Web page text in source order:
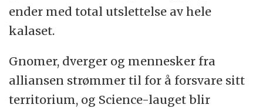
ender med total utslettelse av hele
kalaset.
Gnomer, dverger og mennesker fra
alliansen strømmer til for å forsvare sitt
territorium, og Science-lauget blir